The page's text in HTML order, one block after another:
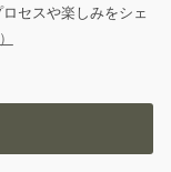
セスや楽しみをシェ